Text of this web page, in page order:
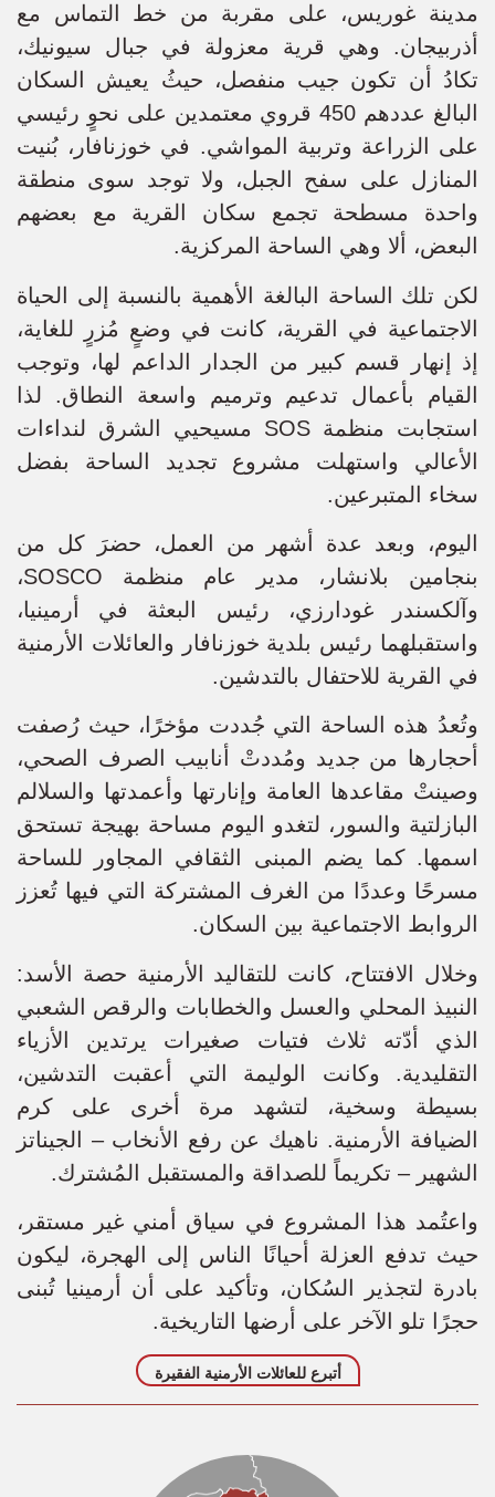
مدينة غوريس، على مقربة من خط التماس مع
أذربيجان. وهي قرية معزولة في جبال سيونيك،
تكادُ أن تكون جيب منفصل، حيثُ يعيش السكان
البالغ عددهم 450 قروي معتمدين على نحوٍ رئيسي
على الزراعة وتربية المواشي. في خوزنافار، بُنيت
المنازل على سفح الجبل، ولا توجد سوى منطقة
واحدة مسطحة تجمع سكان القرية مع بعضهم
البعض، ألا وهي الساحة المركزية.
لكن تلك الساحة البالغة الأهمية بالنسبة إلى الحياة
الاجتماعية في القرية، كانت في وضعٍ مُزرٍ للغاية،
إذ إنهار قسم كبير من الجدار الداعم لها، وتوجب
القيام بأعمال تدعيم وترميم واسعة النطاق. لذا
استجابت منظمة SOS مسيحيي الشرق لنداءات
الأعالي واستهلت مشروع تجديد الساحة بفضل
سخاء المتبرعين.
اليوم، وبعد عدة أشهر من العمل، حضرَ كل من
بنجامين بلانشار، مدير عام منظمة SOSCO،
وآلكسندر غودارزي، رئيس البعثة في أرمينيا،
واستقبلهما رئيس بلدية خوزنافار والعائلات الأرمنية
في القرية للاحتفال بالتدشين.
وتُعدُ هذه الساحة التي جُددت مؤخرًا، حيث رُصفت
أحجارها من جديد ومُددتْ أنابيب الصرف الصحي،
وصينتْ مقاعدها العامة وإنارتها وأعمدتها والسلالم
البازلتية والسور، لتغدو اليوم مساحة بهيجة تستحق
اسمها. كما يضم المبنى الثقافي المجاور للساحة
مسرحًا وعددًا من الغرف المشتركة التي فيها تُعزز
الروابط الاجتماعية بين السكان.
وخلال الافتتاح، كانت للتقاليد الأرمنية حصة الأسد:
النبيذ المحلي والعسل والخطابات والرقص الشعبي
الذي أدّته ثلاث فتيات صغيرات يرتدين الأزياء
التقليدية. وكانت الوليمة التي أعقبت التدشين،
بسيطة وسخية، لتشهد مرة أخرى على كرم
الضيافة الأرمنية. ناهيك عن رفع الأنخاب – الجيناتز
الشهير – تكريماً للصداقة والمستقبل المُشترك.
واعتُمد هذا المشروع في سياق أمني غير مستقر،
حيث تدفع العزلة أحيانًا الناس إلى الهجرة، ليكون
بادرة لتجذير السُكان، وتأكيد على أن أرمينيا تُبنى
حجرًا تلو الآخر على أرضها التاريخية.
أتبرع للعائلات الأرمنية الفقيرة